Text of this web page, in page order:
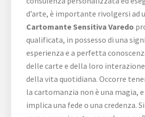
d’arte, è importante rivolgersi ad
Cartomante Sensitiva Varedo
qualificata, in possesso di una
esperienza e a perfetta
delle carte e della loro
della vita quotidiana. Occorre
la cartomanzia non è una magia,
implica una fede o una credenza.